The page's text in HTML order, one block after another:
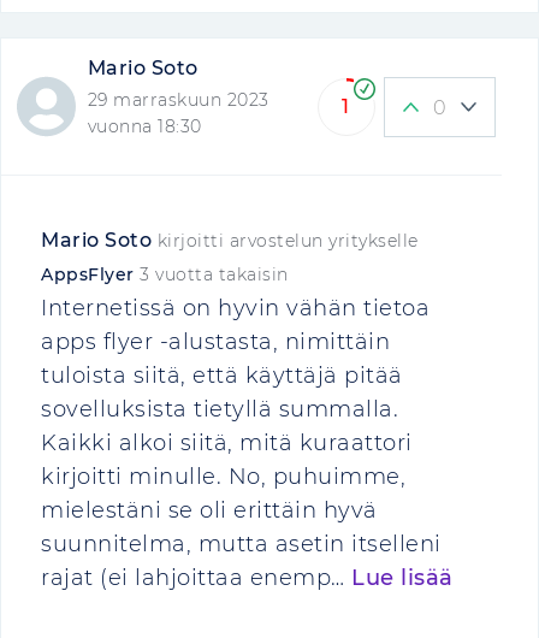
Mario Soto
29 marraskuun 2023
vuonna 18:30
1 0
Mario Soto kirjoitti arvostelun yritykselle
AppsFlyer 3 vuotta takaisin
Internetissä on hyvin vähän tietoa
apps flyer -alustasta, nimittäin
tuloista siitä, että käyttäjä pitää
sovelluksista tietyllä summalla.
Kaikki alkoi siitä, mitä kuraattori
kirjoitti minulle. No, puhuimme,
mielestäni se oli erittäin hyvä
suunnitelma, mutta asetin itselleni
rajat (ei lahjoittaa enemp… Lue lisää